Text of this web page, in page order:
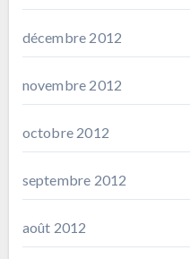
décembre 2012
novembre 2012
octobre 2012
septembre 2012
août 2012